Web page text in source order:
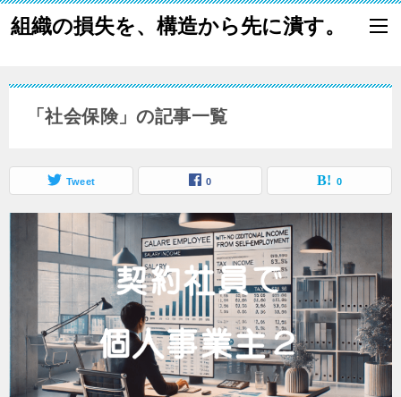
組織の損失を、構造から先に潰す。
「社会保険」の記事一覧
Tweet 0 0